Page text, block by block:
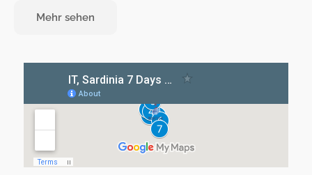
Mehr sehen